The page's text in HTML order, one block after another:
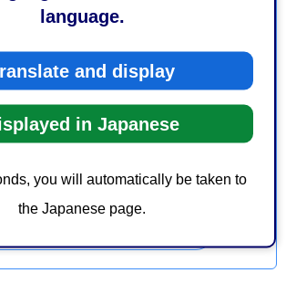
language.
and display
in Japanese
you will automatically be taken to
the Japanese page.
2：ふつう
報は見つけやすかったですか？
かった